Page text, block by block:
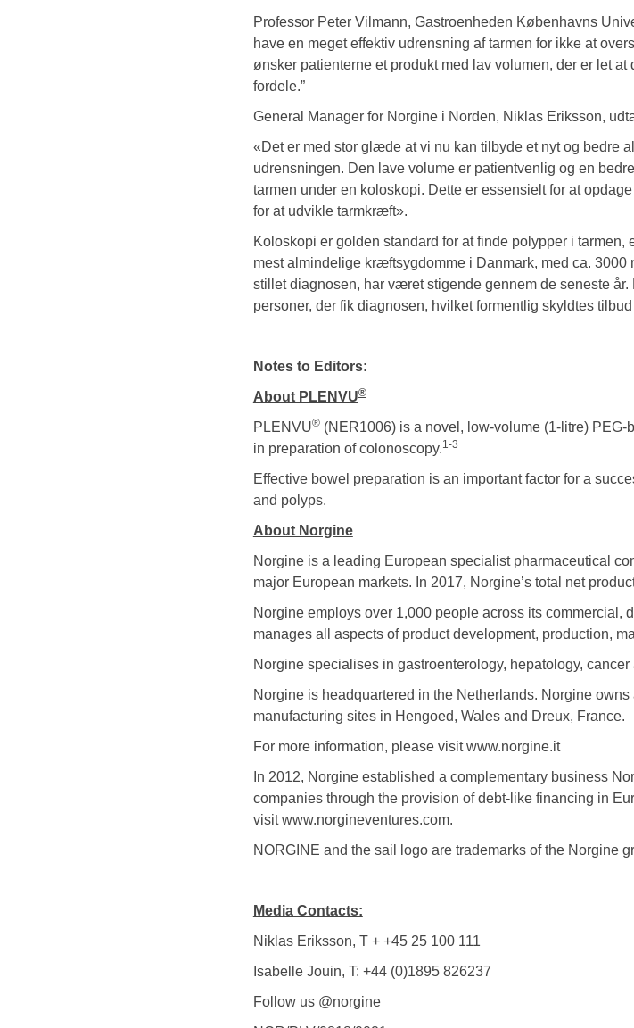
Professor Peter Vilmann, Gastroenheden Københavns
have en meget effektiv udrensning af tarmen for ikke at
ønsker patienterne et produkt med lav volumen, der er let
fordele.”
General Manager for Norgine i Norden, Niklas Eriksson,
«Det er med stor glæde at vi nu kan tilbyde et nyt og bedre
udrensningen. Den lave volume er patientvenlig og en
tarmen under en koloskopi. Dette er essensielt for at
for at udvikle tarmkræft».
Koloskopi er golden standard for at finde polypper i
mest almindelige kræftsygdomme i Danmark, med ca.
stillet diagnosen, har været stigende gennem de seneste
personer, der fik diagnosen, hvilket formentlig skyldtes
Notes to Editors:
About PLENVU®
PLENVU®(NER1006) is a novel, low-volume (1-litre)
in preparation of colonoscopy.1-3
Effective bowel preparation is an important factor for a
and polyps.
About Norgine
Norgine is a leading European specialist pharmaceutical
major European markets. In 2017, Norgine’s total net
Norgine employs over 1,000 people across its commercial,
manages all aspects of product development, production,
Norgine specialises in gastroenterology, hepatology,
Norgine is headquartered in the Netherlands. Norgine
manufacturing sites in Hengoed, Wales and Dreux, France.
For more information, please visit www.norgine.it
In 2012, Norgine established a complementary business
companies through the provision of debt-like financing in
visit www.norgineventures.com.
NORGINE and the sail logo are trademarks of the Norgine
Media Contacts:
Niklas Eriksson, T + +45 25 100 111
Isabelle Jouin, T: +44 (0)1895 826237
Follow us @norgine